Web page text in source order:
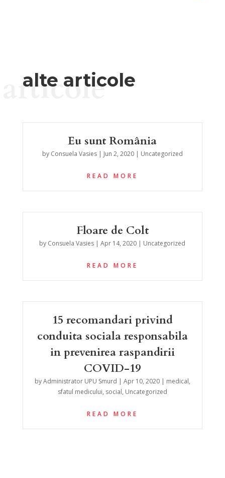
alte articole
articole
Eu sunt România
by Consuela Vasies| Jun 2, 2020| Uncategorized
READ MORE
Floare de Colt
by Consuela Vasies |Apr 14, 2020 | Uncategorized
READ MORE
15 recomandari privind
conduita sociala responsabila
in prevenirea raspandirii
COVID-19
byAdministrator UPU Smurd | Apr 10, 2020| medical,
sfatul medicului, social, Uncategorized
READ MORE